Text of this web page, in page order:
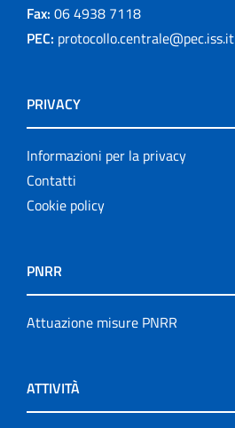
Fax: 06 4938 7118
PEC: protocollo.centrale@pec.iss.it
PRIVACY
Informazioni per la privacy
Contatti
Cookie policy
PNRR
Attuazione misure PNRR
ATTIVITÀ